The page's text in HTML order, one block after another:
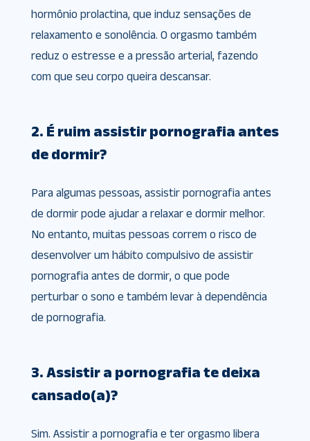
hormônio prolactina, que induz sensações de
relaxamento e sonolência. O orgasmo também
reduz o estresse e a pressão arterial, fazendo
com que seu corpo queira descansar.
2. É ruim assistir pornografia antes
de dormir?
Para algumas pessoas, assistir pornografia antes
de dormir pode ajudar a relaxar e dormir melhor.
No entanto, muitas pessoas correm o risco de
desenvolver um hábito compulsivo de assistir
pornografia antes de dormir, o que pode
perturbar o sono e também levar à dependência
de pornografia.
3. Assistir a pornografia te deixa
cansado(a)?
Sim. Assistir a pornografia e ter orgasmo libera